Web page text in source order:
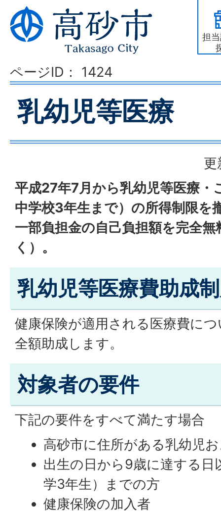
担
ページID： 1424
乳幼児等医療
更
平成27年7月から乳幼児等医療・
中学校3年生まで）の所得制限を
一部負担金の自己負担額を完全
く）。
乳幼児等医療費助成
健康保険が適用される医療費に
全額助成します。
対象者の要件
下記の要件をすべて満たす場合
高砂市に住所がある乳幼児
出生の日から9歳に達する日
学3年生）までの方
健康保険の加入者